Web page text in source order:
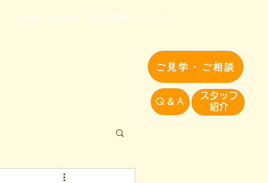
ご見学・ご相談
Q＆A
​スタッフ
紹介​
お問い合わせ・見学予約 ブログ